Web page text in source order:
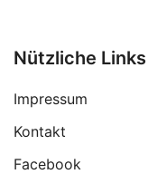
Nützliche Links
Impressum
Kontakt
Facebook